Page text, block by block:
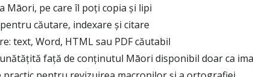
Māori, pe care îl poți copia și lipi
căutare, indexare și citare
text, Word, HTML sau PDF căutabil
față de conținutul Māori disponibil doar ca